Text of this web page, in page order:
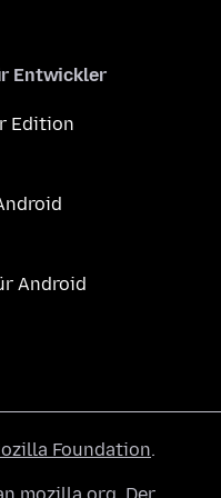
Entwickler
Edition
Android
Foundation.